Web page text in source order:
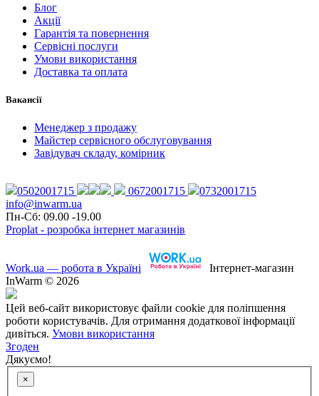
Блог
Акції
Гарантія та повернення
Сервісні послуги
Умови використання
Доставка та оплата
Вакансії
Менеджер з продажу
Майстер сервісного обслуговування
Завідувач складу, комірник
0502001715 0672001715
0732001715
info@inwarm.ua
Пн-Сб: 09.00 -19.00
Proplat - розробка інтернет магазинів
Work.ua — робота в Україні
Інтернет-магазин
InWarm © 2026
Цей веб-сайт використовує файли cookie для поліпшення
роботи користувачів. Для отримання додаткової інформації
дивіться. Умови використання
Згоден
Дякуємо!
×